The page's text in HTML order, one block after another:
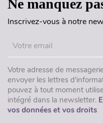
Ne manquez
Inscrivez-vous à notre
Votre adresse de
envoyer les lettres
pouvez à tout moment
intégré dans la newsletter.
vos données et vos droits